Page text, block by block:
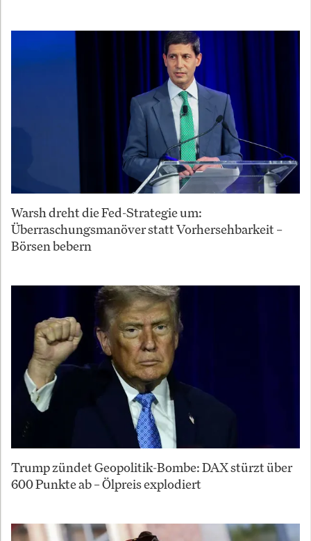
Warsh dreht die Fed-Strategie um:
Überraschungsmanöver statt Vorhersehbarkeit –
Börsen bebern
Trump zündet Geopolitik-Bombe: DAX stürzt über
600 Punkte ab – Ölpreis explodiert